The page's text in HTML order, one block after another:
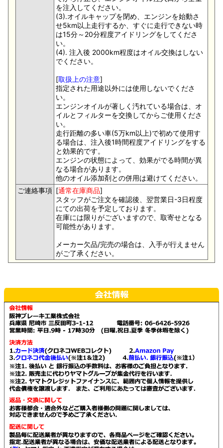
を注入してください。
(3).オイルキャップを閉め、エンジンを始動さ
せ5km以上走行するか、すぐに走行できない時
は15分～20分程度アイドリングをしてくださ
い。
(4). 注入後 2000km程度はオイル交換はしない
でください。
[取扱上の注意]
指定された用途以外には使用しないでくださ
い。
エンジンオイルが著しく汚れている場合は、オ
イルとフィルターを交換してからご使用くださ
い。
走行距離の多い車(5万km以上)で初めて使用す
る場合は、注入後1時間程度アイドリングをする
と効果的です。
エンジンの状態によって、効果がでる時間が異
なる場合があります。
他のオイル添加剤との併用は避けてください。
ご連絡事項 [通常在庫商品]
スタッフがご注文を確認後、翌営業日-3日程度
にての出荷を予定しております。
在庫には限りがございますので、取寄せとなる
可能性があります。
メーカー欠品/完売の場合は、入手が行えません
がご了承ください。